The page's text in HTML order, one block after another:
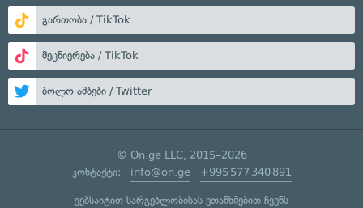
გართობა / TikTok
მეცნიერება / TikTok
ბოლო ამბები / Twitter
© On.ge LLC, 2015–2026
კონტაქტი: info@on.ge +995 577 340 891
ვებსაიტით სარგებლობისას ეთანხმებით ჩვენს